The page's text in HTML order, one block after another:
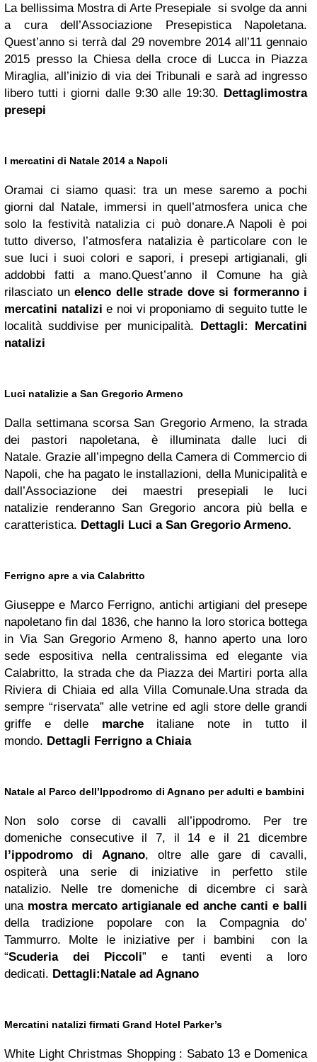
La bellissima Mostra di Arte Presepiale si svolge da anni
a cura dell’Associazione Presepistica Napoletana.
Quest’anno si terrà dal 29 novembre 2014 all’11 gennaio
2015 presso la Chiesa della croce di Lucca in Piazza
Miraglia, all’inizio di via dei Tribunali e sarà ad ingresso
libero tutti i giorni dalle 9:30 alle 19:30. Dettaglimostra
presepi
I mercatini di Natale 2014 a Napoli
Oramai ci siamo quasi: tra un mese saremo a pochi
giorni dal Natale, immersi in quell’atmosfera unica che
solo la festività natalizia ci può donare.A Napoli è poi
tutto diverso, l’atmosfera natalizia è particolare con le
sue luci i suoi colori e sapori, i presepi artigianali, gli
addobbi fatti a mano.Quest’anno il Comune ha già
rilasciato un elenco delle strade dove si formeranno i
mercatini natalizi e noi vi proponiamo di seguito tutte le
località suddivise per municipalità.
Dettagli:
Mercatini
natalizi
Luci natalizie a San Gregorio Armeno
Dalla settimana scorsa San Gregorio Armeno, la strada
dei pastori napoletana, è illuminata dalle luci di
Natale. Grazie all’impegno della Camera di Commercio di
Napoli, che ha pagato le installazioni, della Municipalità e
dall’Associazione dei maestri presepiali le luci
natalizie renderanno San Gregorio ancora più bella e
caratteristica. Dettagli Luci a San Gregorio Armeno.
Ferrigno apre a via Calabritto
Giuseppe e Marco Ferrigno, antichi artigiani del presepe
napoletano fin dal 1836, che hanno la loro storica bottega
in Via San Gregorio Armeno 8, hanno aperto una loro
sede espositiva nella centralissima ed elegante via
Calabritto, la strada che da Piazza dei Martiri porta alla
Riviera di Chiaia ed alla Villa Comunale.Una strada da
sempre “riservata” alle vetrine ed agli store delle grandi
griffe e delle marcheitaliane note in tutto il
mondo. Dettagli Ferrigno a Chiaia
Natale al Parco dell’Ippodromo di Agnano per adulti e bambini
Non solo corse di cavalli all’ippodromo. Per tre
domeniche consecutive il 7, il 14 e il 21 dicembre
l’ippodromo di Agnano, oltre alle gare di cavalli,
ospiterà una serie di iniziative in perfetto stile
natalizio. Nelle tre domeniche di dicembre ci sarà
una mostra mercato artigianale ed anche canti e balli
della tradizione popolare con la Compagnia do’
Tammurro. Molte le iniziative per i bambini con la
“Scuderia dei Piccoli” e tanti eventi a loro
dedicati. Dettagli:Natale ad Agnano
Mercatini natalizi firmati Grand Hotel Parker’s
White Light Christmas Shopping : Sabato 13 e Domenica